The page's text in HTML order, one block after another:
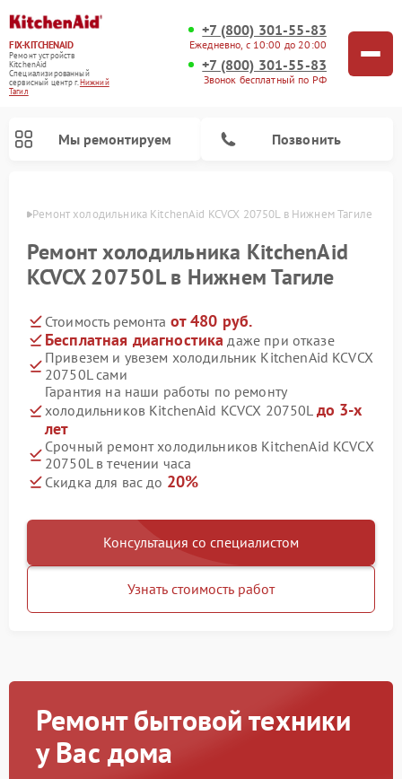
FIX-KITCHENAID
Ремонт устройств
KitchenAid
Специализированный
cервисный центр г.Нижний
Тагил
+7 (800) 301-55-83
Ежедневно, с 10:00 до 20:00
+7 (800) 301-55-83
Звонок бесплатный по РФ
Мы ремонтируем Позвонить
Ремонт холодильника KitchenAid KCVCX 20750L в Нижнем Тагиле
Ремонт холодильника KitchenAid
KCVCX 20750L в Нижнем Тагиле
Стоимость ремонта от 480 руб.
Бесплатная диагностика даже при отказе
Привезем и увезем холодильник KitchenAid KCVCX
20750L сами
Гарантия на наши работы по ремонту
холодильников KitchenAid KCVCX 20750L до 3-х
лет
Срочный ремонт холодильников KitchenAid KCVCX
20750L в течении часа
Скидка для вас до 20%
Консультация со специалистом
Узнать стоимость работ
Ремонт бытовой техники
у Вас дома